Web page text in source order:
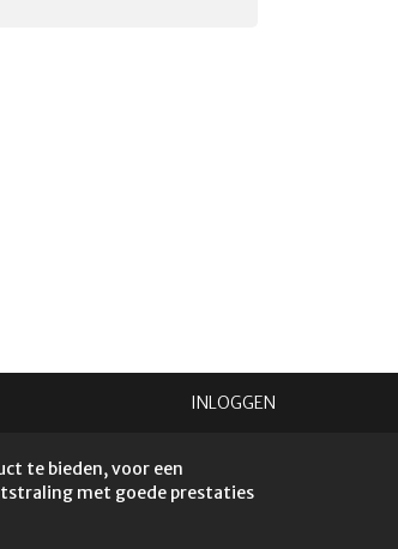
INLOGGEN
te bieden, voor een
met goede prestaties